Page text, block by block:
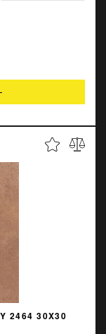
2464 30X30